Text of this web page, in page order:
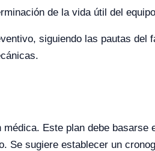
de la vida útil del
siguiendo las pautas del
Este plan debe basarse
Se sugiere establecer un